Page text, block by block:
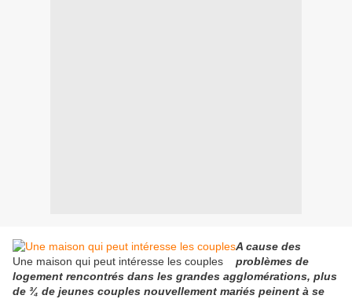
Une maison qui peut intéresse les couples
A cause des
problèmes de
logement rencontrés dans les grandes agglomérations, plus
de ¾ de jeunes couples nouvellement mariés peinent à se